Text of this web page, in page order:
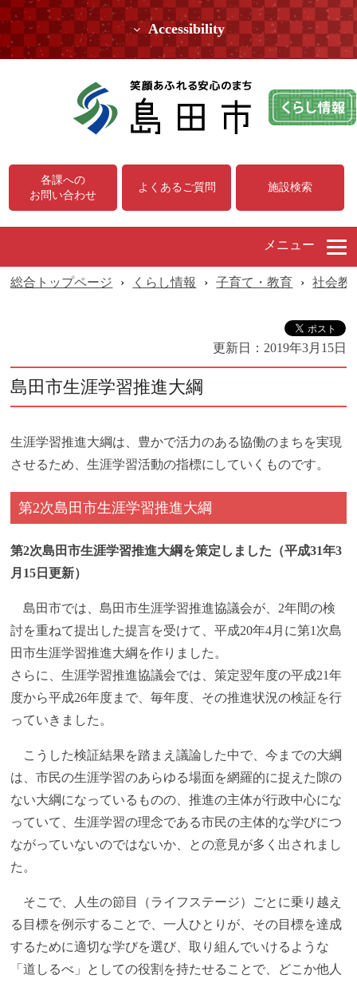
Accessibility
各課への
お問い合わせ
よくあるご質問 施設検索
メニュー
総合トップページ › くらし情報 › 子育て・教育 › 社会教
更新日： 2019年3月15日
島田市生涯学習推進大綱
生涯学習推進大綱は、豊かで活力のある協働のまちを実現
させるため、生涯学習活動の指標にしていくものです。
第2次島田市生涯学習推進大綱
第2次島田市生涯学習推進大綱を策定しました（平成31年3
月15日更新）
島田市では、島田市生涯学習推進協議会が、2年間の検
討を重ねて提出した提言を受けて、平成20年4月に第1次島
田市生涯学習推進大綱を作りました。
さらに、生涯学習推進協議会では、策定翌年度の平成21年
度から平成26年度まで、毎年度、その推進状況の検証を行
っていきました。
こうした検証結果を踏まえ議論した中で、今までの大綱
は、市民の生涯学習のあらゆる場面を網羅的に捉えた隙の
ない大綱になっているものの、推進の主体が行政中心にな
っていて、生涯学習の理念である市民の主体的な学びにつ
ながっていないのではないか、との意見が多く出されまし
た。
そこで、人生の節目（ライフステージ）ごとに乗り越え
る目標を例示することで、一人ひとりが、その目標を達成
するために適切な学びを選び、取り組んでいけるような
「道しるべ」としての役割を持たせることで、どこか他人